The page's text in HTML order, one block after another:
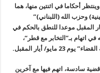
في 4 قضايا أخرى، وينتظر أحكاما في اثنتين منها، هما
وحزب الله (اللبناني)”
وتحدد يوم 16 مايو/ أيار المقبل موعدا للنطق بالحكم في
اتهام بـ”التخابر مع قطر“،
أيار المقبل
.
سادسة، اتهم فيها مع آخرين